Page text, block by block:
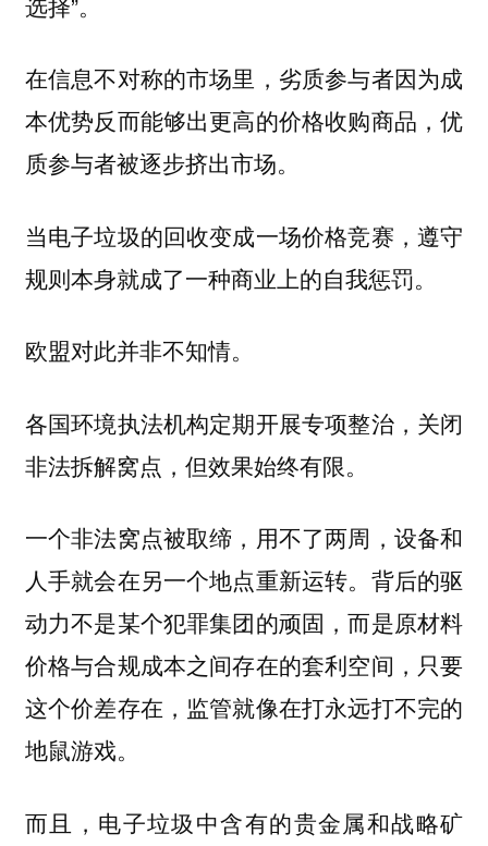
在信息不对称的市场里，劣质参与者因为成
本优势反而能够出更高的价格收购商品，优
质参与者被逐步挤出市场。
当电子垃圾的回收变成一场价格竞赛，遵守
规则本身就成了一种商业上的自我惩罚。
欧盟对此并非不知情。
各国环境执法机构定期开展专项整治，关闭
非法拆解窝点，但效果始终有限。
一个非法窝点被取缔，用不了两周，设备和
人手就会在另一个地点重新运转。背后的驱
动力不是某个犯罪集团的顽固，而是原材料
价格与合规成本之间存在的套利空间，只要
这个价差存在，监管就像在打永远打不完的
地鼠游戏。
而且，电子垃圾中含有的贵金属和战略矿